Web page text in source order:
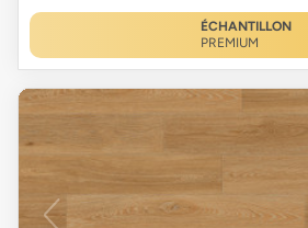
ÉCHANTILLON
PREMIUM